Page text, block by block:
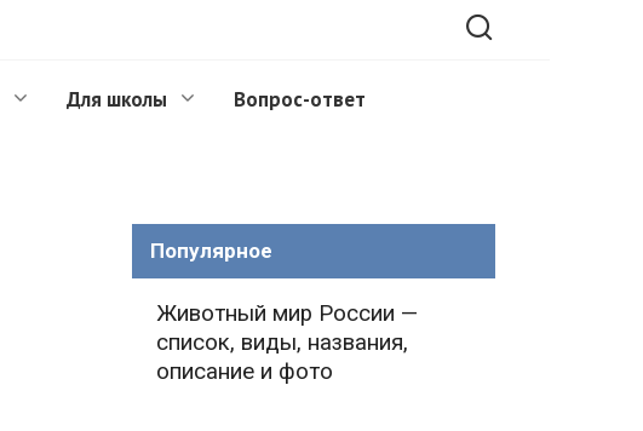
Для школы Вопрос-ответ
Популярное
Животный мир России —
список, виды, названия,
описание и фото